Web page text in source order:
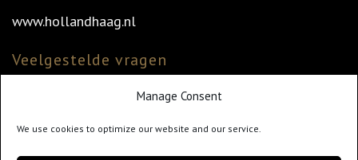
Manage Consent
We use cookies to optimize our website and our service.
www.hollandhaag.nl
Veelgestelde vragen
Veelgestelde vragen